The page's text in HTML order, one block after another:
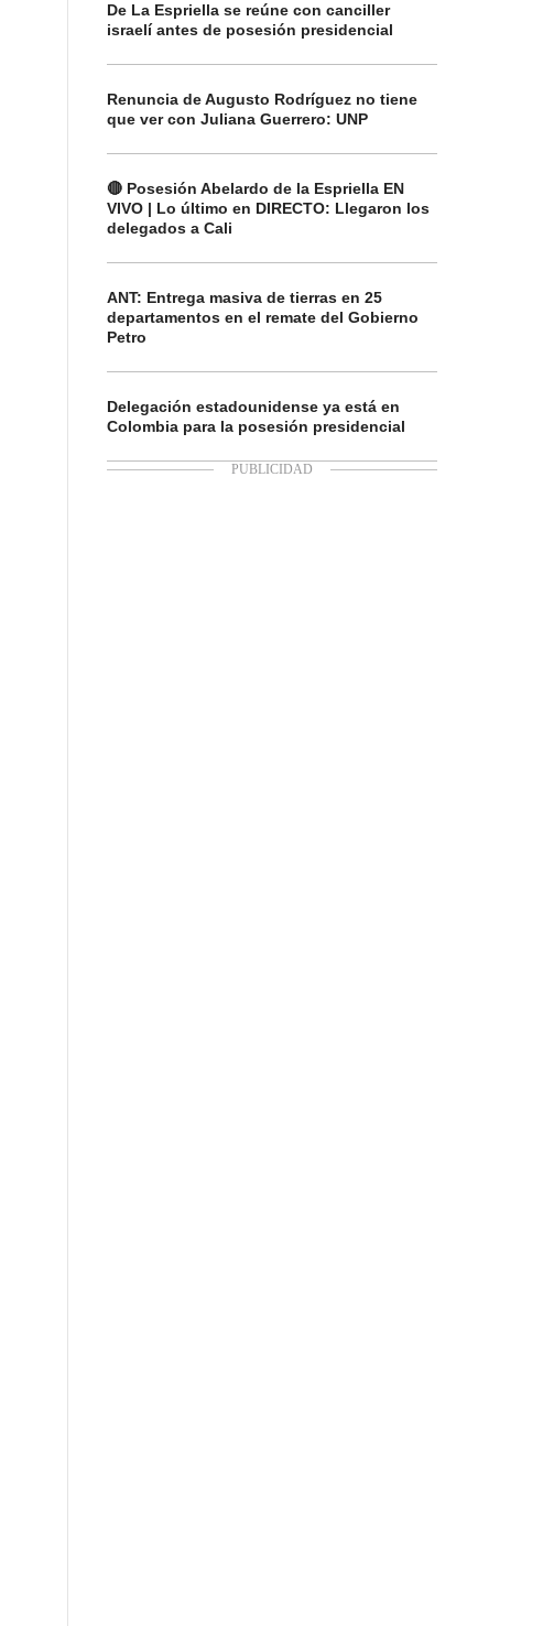
De La Espriella se reúne con canciller
israelí antes de posesión presidencial
Renuncia de Augusto Rodríguez no tiene
que ver con Juliana Guerrero: UNP
🔴 Posesión Abelardo de la Espriella EN
VIVO | Lo último en DIRECTO: Llegaron los
delegados a Cali
ANT: Entrega masiva de tierras en 25
departamentos en el remate del Gobierno
Petro
Delegación estadounidense ya está en
Colombia para la posesión presidencial